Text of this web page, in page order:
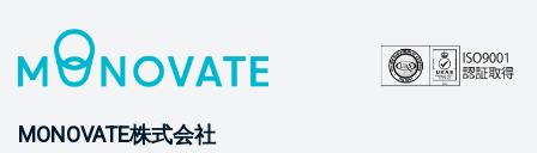
MONOVATE株式会社